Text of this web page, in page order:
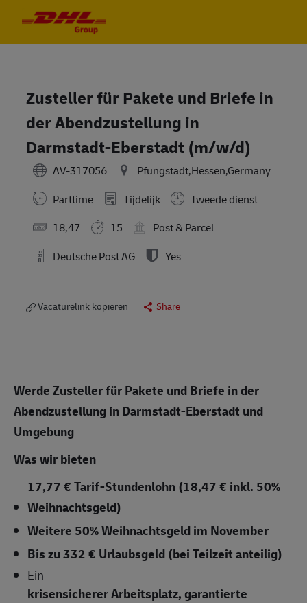
Zusteller für Pakete und Briefe in
der Abendzustellung in
Darmstadt-Eberstadt (m/w/d)
AV-317056
Pfungstadt,Hessen,Germany
Parttime
Tijdelijk
Tweede dienst
18,47
15
Post & Parcel
Deutsche Post AG
Yes
Vacaturelink kopiëren Share
Werde Zusteller für Pakete und Briefe in der
Abendzustellung in Darmstadt-Eberstadt und
Umgebung
Was wir bieten
17,77 € Tarif-Stundenlohn (18,47 € inkl. 50%
Weihnachtsgeld)
Weitere 50% Weihnachtsgeld im November
Bis zu 332 € Urlaubsgeld (bei Teilzeit anteilig)
Ein
krisensicherer Arbeitsplatz, garantierte